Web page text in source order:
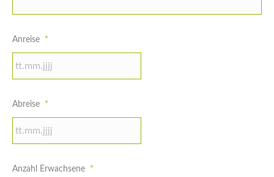
Anreise *
MM
Punkt
Abreise *
Anzahl Erwachsene *